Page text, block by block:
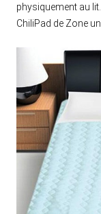
physiquement au
ChiliPad de Zone